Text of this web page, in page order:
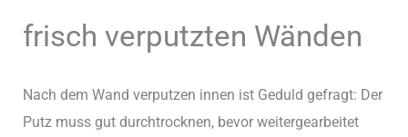
frisch verputzten Wänden
Nach dem Wand verputzen innen ist Geduld gefragt: Der
Putz muss gut durchtrocknen, bevor weitergearbeitet